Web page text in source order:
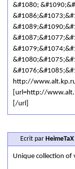
&#1080;
http://
[url=http://
[/url]
Ecrit par HeimeTaX
Unique collection of